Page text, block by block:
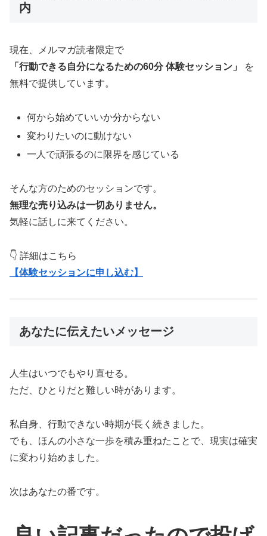
内
現在、メルマガ読者限定で
「行動できる自分になるための60分 体験セッション」
を
無料で提供しています。
何から始めていいか分からない
変わりたいのに動けない
一人で頑張るのに限界を感じている
そんな方のためのセッションです。
無理な売り込みは一切ありません。
気軽に話しに来てください。
👇 詳細はこちら
【体験セッションに申し込む】
あなたに伝えたいメッセージ
人生はいつでもやり直せる。
ただ、ひとりだと難しい時があります。
私自身、行動できない時期が長く続きました。
でも、ほんの小さな一歩を積み重ねたことで、現実は確実
に変わり始めました。
次はあなたの番です。